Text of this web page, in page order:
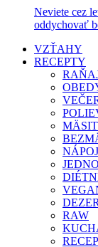
Neviete cez
oddychovať
VZŤAHY
RECEPTY
RAW